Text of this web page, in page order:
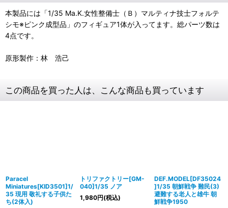
本製品には「1/35 Ma.K.女性整備士（Ｂ）マルティナ技士フォルテ
シモ※ピンク成型品」のフィギュア1体が入ってます。総パーツ数は
4点です。
原形製作：林 浩己
この商品を買った人は、こんな商品も買っています
Paracel
Miniatures[KID3501]1/
35 現用 敬礼する子供た
ち(2体入)
トリファクトリー[GM-
040]1/35 ノア
1,980円(税込)
DEF.MODEL[DF35024
]1/35 朝鮮戦争 難民(3)
避難する老人と雄牛 朝
鮮戦争1950